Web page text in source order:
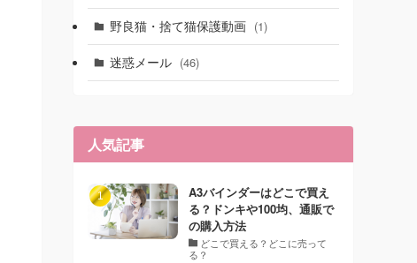
野良猫・捨て猫保護動画 (1)
迷惑メール (46)
人気記事
A3バインダーはどこで買え
る？ドンキや100均、通販で
の購入方法
どこで買える？どこに売って
る？